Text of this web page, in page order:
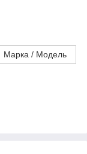
Марка / Модель